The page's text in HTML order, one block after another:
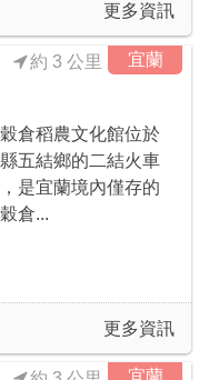
更多資訊
宜蘭
約 3 公里
倉稻農文化館位於
五結鄉的二結火車
是宜蘭境內僅存的
倉...
更多資訊
宜蘭